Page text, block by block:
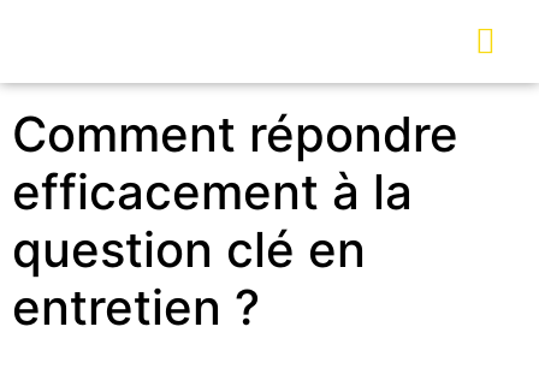
Comment répondre
efficacement à la
question clé en
entretien ?